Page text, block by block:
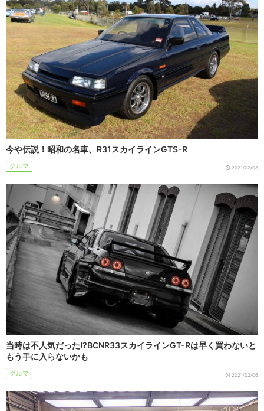
今や伝説！昭和の名車、R31スカイラインGTS-R
クルマ 2021/02/08
当時は不人気だった!?BCNR33スカイラインGT-Rは早く買わないと
もう手に入らないかも
クルマ 2021/02/06